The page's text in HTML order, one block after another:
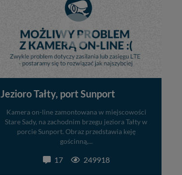
Jezioro Tałty, port Sunport
Kamera on-line zamontowana w miejscowości
Stare Sady, na zachodnim brzegu jeziora Tałty w
porcie Sunport. Obraz przedstawia keję
gościnną,...
17 249918